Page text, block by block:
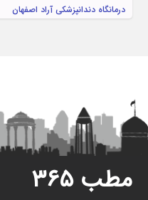
درمانگاه دندانپزشکی آراد اصفهان
مطب ۳۶۵